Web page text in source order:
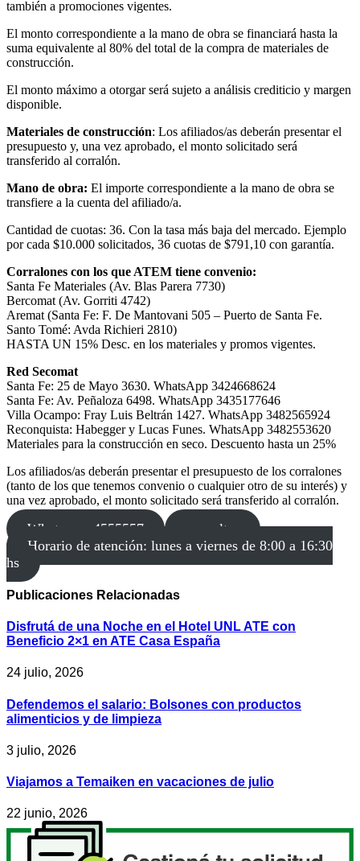
también a promociones vigentes.
El monto correspondiente a la mano de obra se financiará hasta la
suma equivalente al 80% del total de la compra de materiales de
construcción.
El monto máximo a otorgar será sujeto a análisis crediticio y margen
disponible.
Materiales de construcción: Los afiliados/as deberán presentar el
presupuesto y, una vez aprobado, el monto solicitado será
transferido al corralón.
Mano de obra: El importe correspondiente a la mano de obra se
transfiere a la cuenta del afiliado/a.
Cantidad de cuotas: 36. Con la tasa más baja del mercado. Ejemplo
por cada $10.000 solicitados, 36 cuotas de $791,10 con garantía.
Corralones con los que ATEM tiene convenio:
Santa Fe Materiales (Av. Blas Parera 7730)
Bercomat (Av. Gorriti 4742)
Aremat (Santa Fe: F. De Mantovani 505 – Puerto de Santa Fe.
Santo Tomé: Avda Richieri 2810)
HASTA UN 15% Desc. en los materiales y promos vigentes.
Red Secomat
Santa Fe: 25 de Mayo 3630. WhatsApp 3424668624
Santa Fe: Av. Peñaloza 6498. WhatsApp 3435177646
Villa Ocampo: Fray Luis Beltrán 1427. WhatsApp 3482565924
Reconquista: Habegger y Lucas Funes. WhatsApp 3482553620
Materiales para la construcción en seco. Descuento hasta un 25%
Los afiliados/as deberán presentar el presupuesto de los corralones
(tanto de los que tenemos convenio o cualquier otro de su interés) y
una vez aprobado, el monto solicitado será transferido al corralón.
Whatsapp: 4555557
consultas
Horario de atención: lunes a viernes de 8:00 a 16:30
hs
Publicaciones Relacionadas
Disfrutá de una Noche en el Hotel UNL ATE con
Beneficio 2×1 en ATE Casa España
24 julio, 2026
Defendemos el salario: Bolsones con productos
alimenticios y de limpieza
3 julio, 2026
Viajamos a Temaiken en vacaciones de julio
22 junio, 2026